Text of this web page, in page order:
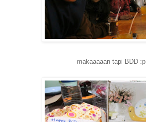
makaaaaan tapi BDD :p